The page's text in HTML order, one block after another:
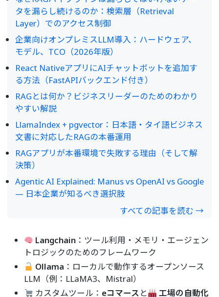
タを漏らし続けるのか：検索層（Retrieval
Layer）でのアクセス制御
企業向けオンプレミスLLM導入：ハードウェア、
モデル、TCO（2026年版）
React NativeアプリにAIチャットボットを追加す
る方法（FastAPIバックエンド付き）
RAGとは何か？ビジネスリーダーのためのわかり
やすい解説
LlamaIndex + pgvector：日本語・タイ語ビジネス
文書に対応したRAGの本番運用
RAGアプリが本番環境で失敗する理由（そして解
決策）
Agentic AI Explained: Manus vs OpenAI vs Google
— 日本企業が知るべき選択肢
すべての記事を読む →
Langchain：ツール利用・メモリ・エージェン
トロジックのためのフレームワーク
Ollama ：ローカルで動作するオープンソース
LLM（例：LLaMA3、Mistral）
カスタムツール： eコマースと
工場の自動化